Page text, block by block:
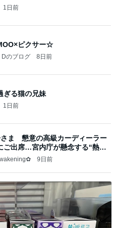
1日前
ピクサー☆
のブログ 8日前
ぎる猫の兄妹
1日前
さま 懇意の高級カーディーラー
ご出席…宮内庁が懸念する“熱心
9日前